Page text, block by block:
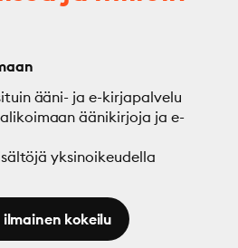
ääni- ja e-kirjapalvelu
äänikirjoja ja e-
yksinoikeudella
kokeilu